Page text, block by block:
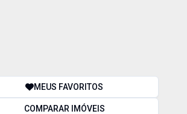
MEUS FAVORITOS
COMPARAR IMÓVEIS